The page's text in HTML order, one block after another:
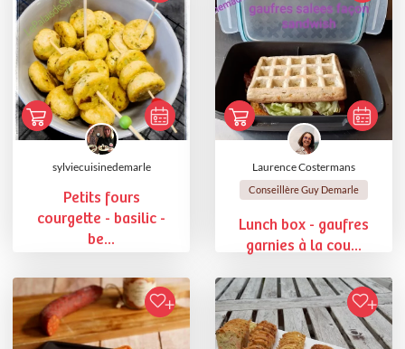
sylviecuisinedemarle
Petits fours
courgette - basilic -
be...
Laurence Costermans
Conseillère Guy Demarle
Lunch box - gaufres
garnies à la cou...